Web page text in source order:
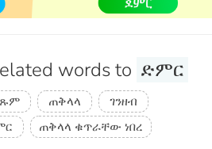
words to ድምር
ጠቅላላ
ገንዘብ
ጠቅላላ ቁጥራቸው ነበረ